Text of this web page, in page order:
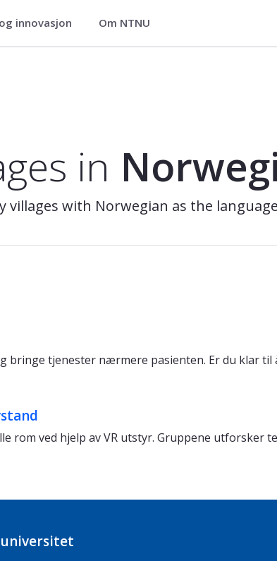
innovasjon Om NTNU
in
villages with Norwegian as the
bringe tjenester nærmere pasienten. Er du klar
rom ved hjelp av VR utstyr. Gruppene